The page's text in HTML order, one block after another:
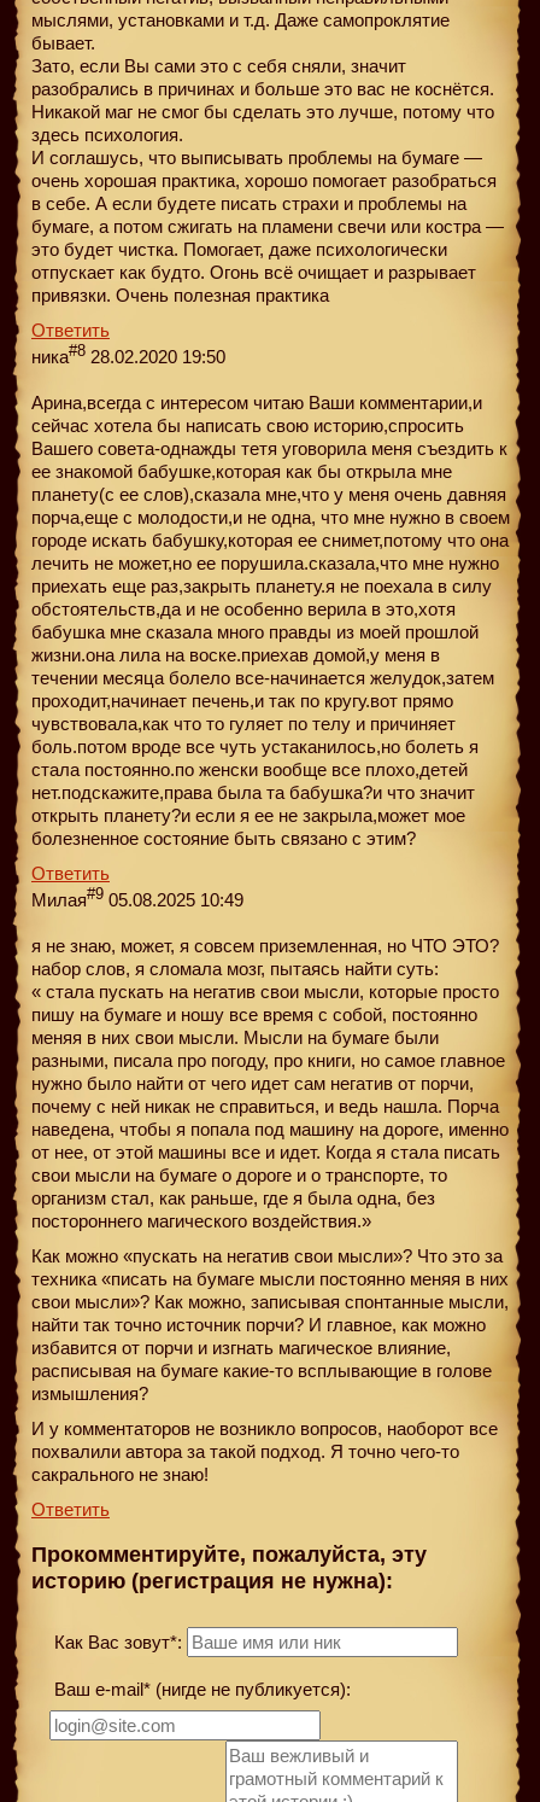
мыслями, установками и т.д. Даже самопроклятие
бывает.
Зато, если Вы сами это с себя сняли, значит
разобрались в причинах и больше это вас не коснётся.
Никакой маг не смог бы сделать это лучше, потому что
здесь психология.
И соглашусь, что выписывать проблемы на бумаге —
очень хорошая практика, хорошо помогает разобраться
в себе. А если будете писать страхи и проблемы на
бумаге, а потом сжигать на пламени свечи или костра —
это будет чистка. Помогает, даже психологически
отпускает как будто. Огонь всё очищает и разрывает
привязки. Очень полезная практика
Ответить
ника#8 28.02.2020 19:50
Арина,всегда с интересом читаю Ваши комментарии,и
сейчас хотела бы написать свою историю,спросить
Вашего совета-однажды тетя уговорила меня съездить к
ее знакомой бабушке,которая как бы открыла мне
планету(с ее слов),сказала мне,что у меня очень давняя
порча,еще с молодости,и не одна, что мне нужно в своем
городе искать бабушку,которая ее снимет,потому что она
лечить не может,но ее порушила.сказала,что мне нужно
приехать еще раз,закрыть планету.я не поехала в силу
обстоятельств,да и не особенно верила в это,хотя
бабушка мне сказала много правды из моей прошлой
жизни.она лила на воске.приехав домой,у меня в
течении месяца болело все-начинается желудок,затем
проходит,начинает печень,и так по кругу.вот прямо
чувствовала,как что то гуляет по телу и причиняет
боль.потом вроде все чуть устаканилось,но болеть я
стала постоянно.по женски вообще все плохо,детей
нет.подскажите,права была та бабушка?и что значит
открыть планету?и если я ее не закрыла,может мое
болезненное состояние быть связано с этим?
Ответить
Милая#9 05.08.2025 10:49
я не знаю, может, я совсем приземленная, но ЧТО ЭТО?
набор слов, я сломала мозг, пытаясь найти суть:
« стала пускать на негатив свои мысли, которые просто
пишу на бумаге и ношу все время с собой, постоянно
меняя в них свои мысли. Мысли на бумаге были
разными, писала про погоду, про книги, но самое главное
нужно было найти от чего идет сам негатив от порчи,
почему с ней никак не справиться, и ведь нашла. Порча
наведена, чтобы я попала под машину на дороге, именно
от нее, от этой машины все и идет. Когда я стала писать
свои мысли на бумаге о дороге и о транспорте, то
организм стал, как раньше, где я была одна, без
постороннего магического воздействия.»
Как можно «пускать на негатив свои мысли»? Что это за
техника «писать на бумаге мысли постоянно меняя в них
свои мысли»? Как можно, записывая спонтанные мысли,
найти так точно источник порчи? И главное, как можно
избавится от порчи и изгнать магическое влияние,
расписывая на бумаге какие-то всплывающие в голове
измышления?
И у комментаторов не возникло вопросов, наоборот все
похвалили автора за такой подход. Я точно чего-то
сакрального не знаю!
Ответить
Прокомментируйте, пожалуйста, эту
историю (регистрация не нужна):
Как Вас зовут*:
Ваш e-mail* (нигде не публикуется):